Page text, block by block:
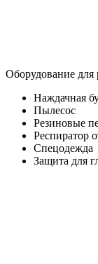
Оборудование для
Наждачная
Пылесос
Резиновые
Респиратор
Спецодежда
Защита для